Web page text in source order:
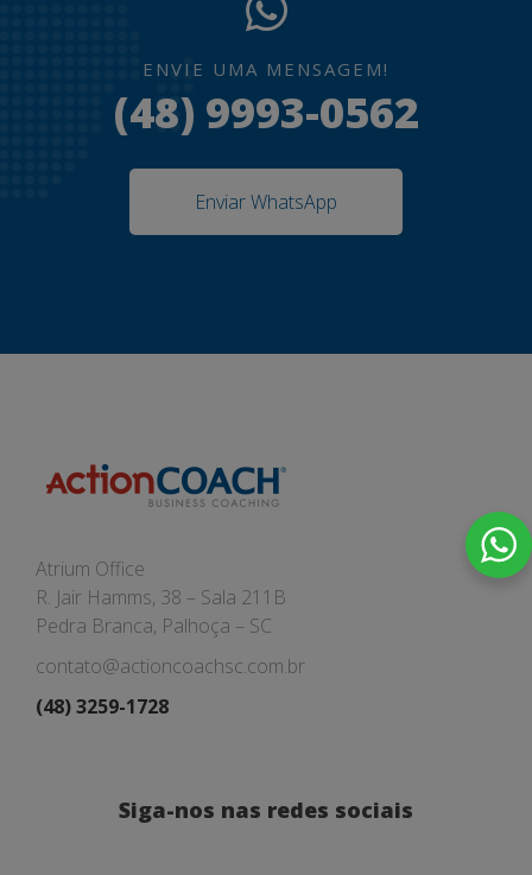
ENVIE UMA MENSAGEM!
(48) 9993-0562
Enviar WhatsApp
Atrium Office
R. Jair Hamms, 38 – Sala 211B
Pedra Branca, Palhoça – SC
contato@actioncoachsc.com.br
(48) 3259-1728
Siga-nos nas redes sociais